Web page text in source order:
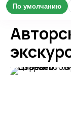
По умолчанию